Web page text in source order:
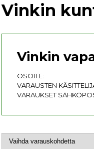
Vinkin
Vinkin
OSOITE:
VARAUSTEN
VARAUKSET